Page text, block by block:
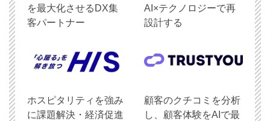
を最大化させるDX集
客パートナー
AI×テクノロジーで再
設計する
ホスピタリティを強み
に課題解決・経済促進
顧客のクチコミを分析
し、顧客体験をAIで最